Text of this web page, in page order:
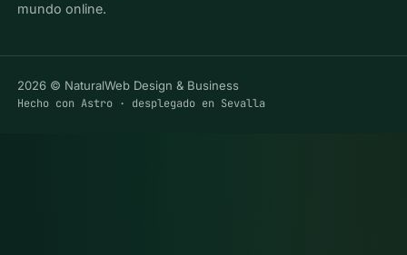
mundo online.
2026 © NaturalWeb Design & Business
Hecho con Astro · desplegado en Sevalla